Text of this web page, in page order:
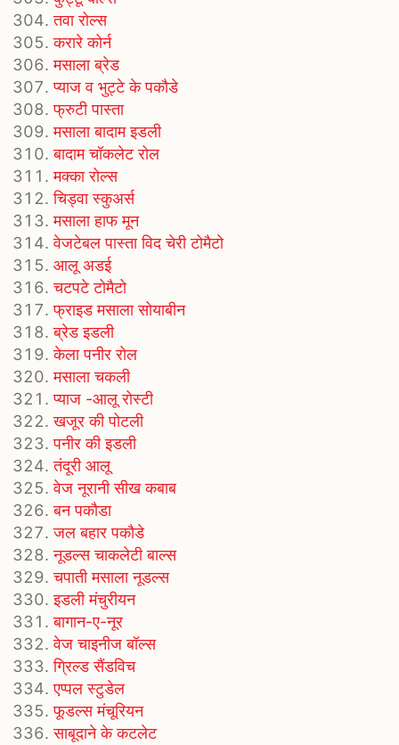
तवा रोल्स
करारे कोर्न
मसाला ब्रेड
प्याज व भुट्टे के पकौडे
फ्रुटी पास्ता
मसाला बादाम इडली
बादाम चॉकलेट रोल
मक्का रोल्स
चिड्वा स्कुअर्स
मसाला हाफ मून
वेजटेबल पास्ता विद चेरी टोमैटो
आलू अडई
चटपटे टोमैटो
फ्राइड मसाला सोयाबीन
ब्रेड इडली
केला पनीर रोल
मसाला चकली
प्याज -आलू रोस्टी
खजूर की पोटली
पनीर की इडली
तंदूरी आलू
वेज नूरानी सीख कबाब
बन पकौडा
जल बहार पकौडे
नूडल्स चाकलेटी बाल्स
चपाती मसाला नूडल्स
इडली मंचुरीयन
बागान-ए-नूर
वेज चाइनीज बॉल्स
ग्रिल्ड सैंडविच
एप्पल स्टुडेल
फूडल्स मंचूरियन
साबूदाने के कटलेट